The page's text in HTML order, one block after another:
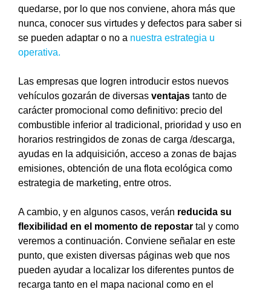
quedarse, por lo que nos conviene, ahora más que
nunca, conocer sus virtudes y defectos para saber si
se pueden adaptar o no a nuestra estrategia u
operativa.
Las empresas que logren introducir estos nuevos
vehículos gozarán de diversas ventajas tanto de
carácter promocional como definitivo: precio del
combustible inferior al tradicional, prioridad y uso en
horarios restringidos de zonas de carga /descarga,
ayudas en la adquisición, acceso a zonas de bajas
emisiones, obtención de una flota ecológica como
estrategia de marketing, entre otros.
A cambio, y en algunos casos, verán reducida su
flexibilidad en el momento de repostar tal y como
veremos a continuación. Conviene señalar en este
punto, que existen diversas páginas web que nos
pueden ayudar a localizar los diferentes puntos de
recarga tanto en el mapa nacional como en el